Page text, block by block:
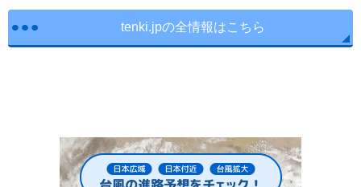
tenki.jpの全情報はこちら